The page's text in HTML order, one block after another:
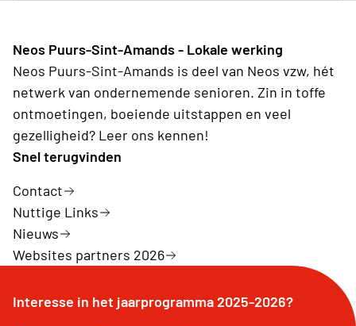
Neos Puurs-Sint-Amands - Lokale werking
Neos Puurs-Sint-Amands is deel van Neos vzw, hét
netwerk van ondernemende senioren. Zin in toffe
ontmoetingen, boeiende uitstappen en veel
gezelligheid? Leer ons kennen!
Snel terugvinden
Contact
Nuttige Links
Nieuws
Websites partners 2026
Interesse in het jaarprogramma 2025-2026?